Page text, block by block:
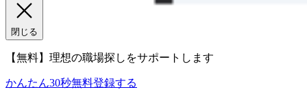
閉じる
【無料】理想の職場探しをサポートします
かんたん30秒無料登録する